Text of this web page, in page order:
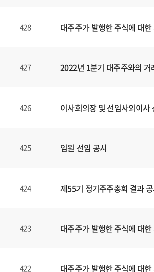
428 대주주가 발행한 주식에 대
427 2022년 1분기 대주주와의 거
426 이사회의장 및 선임사외이사
425 임원 선임 공시
424 제55기 정기주주총회 결과
423 대주주가 발행한 주식에 대
422 대주주가 발행한 주식에 대